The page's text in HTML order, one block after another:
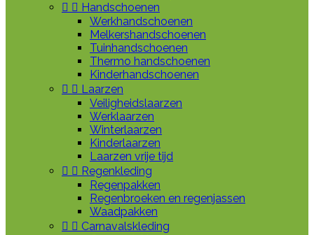
  Handschoenen
Werkhandschoenen
Melkershandschoenen
Tuinhandschoenen
Thermo handschoenen
Kinderhandschoenen
  Laarzen
Veiligheidslaarzen
Werklaarzen
Winterlaarzen
Kinderlaarzen
Laarzen vrije tijd
  Regenkleding
Regenpakken
Regenbroeken en regenjassen
Waadpakken
  Carnavalskleding